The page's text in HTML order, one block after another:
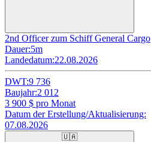
2nd Officer zum Schiff General Cargo
Dauer:5m
Landedatum:22.08.2026
DWT:9 736
Baujahr:2 012
3 900 $ pro Monat
Datum der Erstellung/Aktualisierung:
07.08.2026
🇺🇦